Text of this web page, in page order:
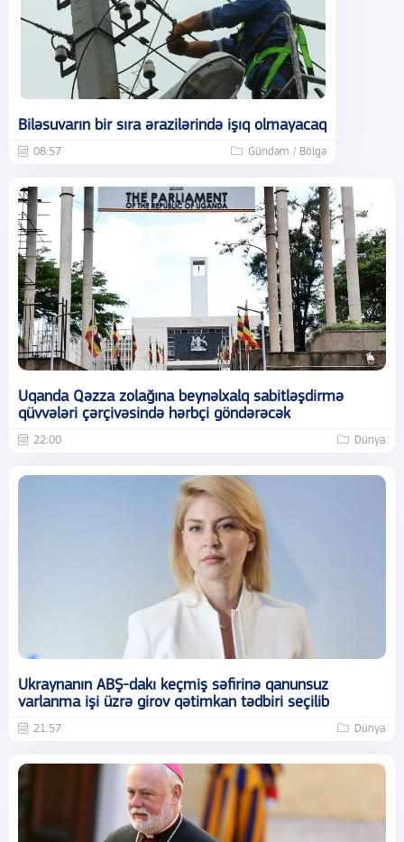
Biləsuvarın bir sıra ərazilərində işıq olmayacaq
08:57 Gündəm / Bölgə
Uqanda Qəzza zolağına beynəlxalq sabitləşdirmə
qüvvələri çərçivəsində hərbçi göndərəcək
22:00 Dünya
Ukraynanın ABŞ-dakı keçmiş səfirinə qanunsuz
varlanma işi üzrə girov qətimkan tədbiri seçilib
21:57 Dünya